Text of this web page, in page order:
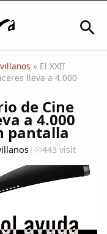
» El XXII
lleva a 4.000
de Cine
a 4.000
pantalla
| 443 visit